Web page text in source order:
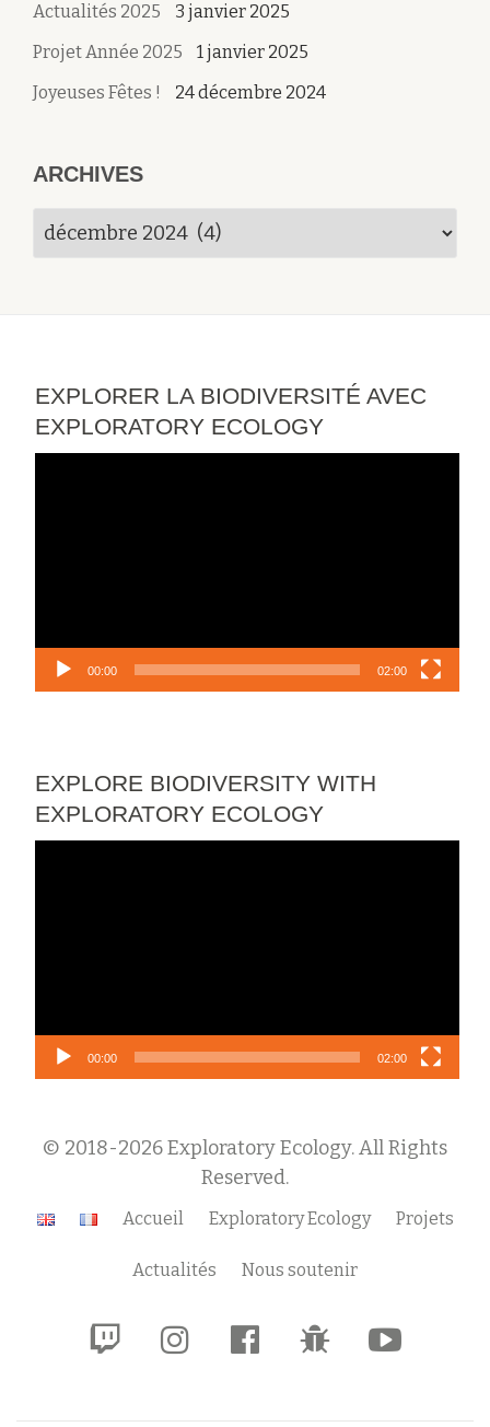
Actualités 2025
3 janvier 2025
Projet Année 2025
1 janvier 2025
Joyeuses Fêtes !
24 décembre 2024
ARCHIVES
Archives
EXPLORER LA BIODIVERSITÉ AVEC
EXPLORATORY ECOLOGY
00:00 02:00
EXPLORE BIODIVERSITY WITH
EXPLORATORY ECOLOGY
00:00 02:00
© 2018-2026 Exploratory Ecology. All Rights
Reserved.
Menu
secondaire
Accueil Exploratory Ecology Projets
Actualités Nous soutenir
fa-
fa-
fa-